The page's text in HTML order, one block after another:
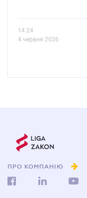
14.24
4 червня 2026
ПРО КОМПАНІЮ